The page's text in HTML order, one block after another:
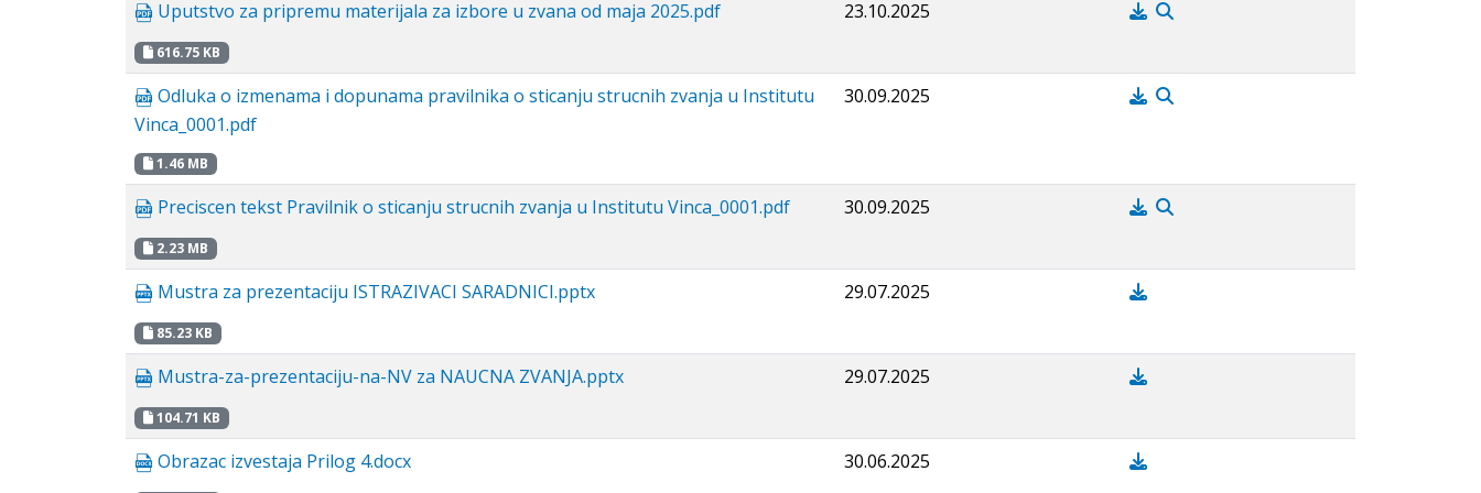
Uputstvo za pripremu materijala za izbore u zvana od maja 2025.pdf
616.75 KB
23.10.2025
Odluka o izmenama i dopunama pravilnika o sticanju strucnih zvanja u Institutu
Vinca_0001.pdf
1.46 MB
30.09.2025
Preciscen tekst Pravilnik o sticanju strucnih zvanja u Institutu Vinca_0001.pdf
2.23 MB
30.09.2025
Mustra za prezentaciju ISTRAZIVACI SARADNICI.pptx
85.23 KB
29.07.2025
Mustra-za-prezentaciju-na-NV za NAUCNA ZVANJA.pptx
104.71 KB
29.07.2025
Obrazac izvestaja Prilog 4.docx 30.06.2025